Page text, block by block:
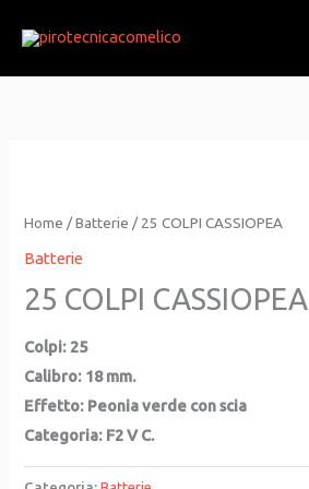
contenuto
Home /Batterie / 25 COLPI CASSIOPEA
Batterie
25 COLPI CASSIOPEA
Colpi: 25
Calibro: 18 mm.
Effetto: Peonia verde con scia
Categoria: F2 V C.